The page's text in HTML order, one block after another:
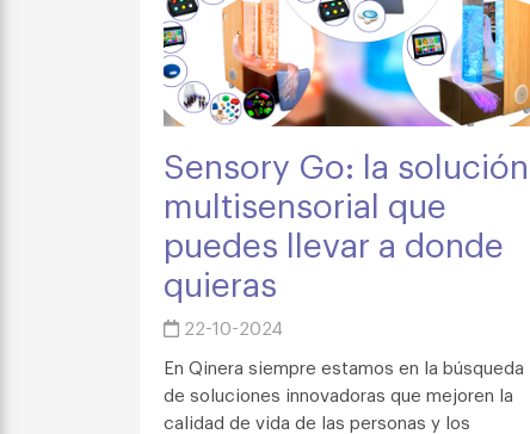
Sensory Go: la solución
multisensorial que
puedes llevar a donde
quieras
22-10-2024
En Qinera siempre estamos en la búsqueda
de soluciones innovadoras que mejoren la
calidad de vida de las personas y los